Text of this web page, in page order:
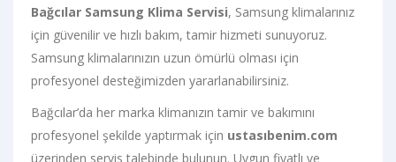
Bağcılar Samsung Klima Servisi, Samsung klimalarınız
için güvenilir ve hızlı bakım, tamir hizmeti sunuyoruz.
Samsung klimalarınızın uzun ömürlü olması için
profesyonel desteğimizden yararlanabilirsiniz.
Bağcılar’da her marka klimanızın tamir ve bakımını
profesyonel şekilde yaptırmak için ustasıbenim.com
üzerinden servis talebinde bulunun. Uygun fiyatlı ve